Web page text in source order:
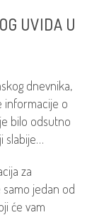
UVIDA U
dnevnika,
informacije o
bilo odsutno
slabije…
za
jedan od
će vam